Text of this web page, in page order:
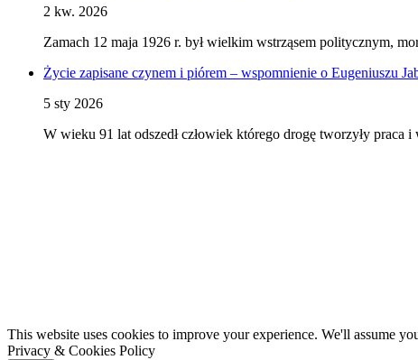
2 kw. 2026
Zamach 12 maja 1926 r. był wielkim wstrząsem politycznym,
Życie zapisane czynem i piórem – wspomnienie o Eugeniuszu
5 sty 2026
W wieku 91 lat odszedł człowiek którego drogę tworzyły praca
This website uses cookies to improve your experience. We'll assume
Privacy & Cookies Policy